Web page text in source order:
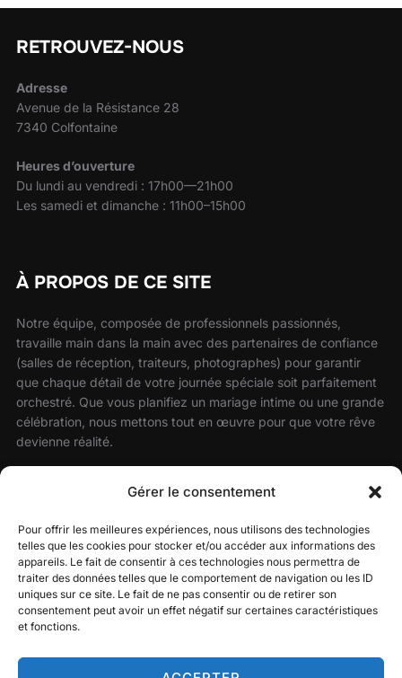
Gérer le consentement
Pour offrir les meilleures expériences, nous utilisons des technologies
telles que les cookies pour stocker et/ou accéder aux informations des
appareils. Le fait de consentir à ces technologies nous permettra de
traiter des données telles que le comportement de navigation ou les ID
uniques sur ce site. Le fait de ne pas consentir ou de retirer son
consentement peut avoir un effet négatif sur certaines caractéristiques
et fonctions.
RETROUVEZ-NOUS
Adresse
Avenue de la Résistance 28
7340 Colfontaine
Heures d’ouverture
Du lundi au vendredi : 17h00—21h00
Les samedi et dimanche : 11h00–15h00
À PROPOS DE CE SITE
Notre équipe, composée de professionnels passionnés,
travaille main dans la main avec des partenaires de confiance
(salles de réception, traiteurs, photographes) pour garantir
que chaque détail de votre journée spéciale soit parfaitement
orchestré. Que vous planifiez un mariage intime ou une grande
célébration, nous mettons tout en œuvre pour que votre rêve
devienne réalité.
votre mariage avec une atmosphère festive, élégante et sur
RECHERCHER
Recherche
pour :